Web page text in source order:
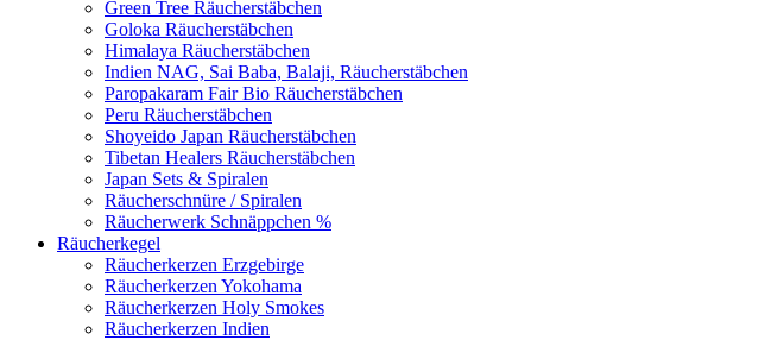
Green Tree Räucherstäbchen
Goloka Räucherstäbchen
Himalaya Räucherstäbchen
Indien NAG, Sai Baba, Balaji, Räucherstäbchen
Paropakaram Fair Bio Räucherstäbchen
Peru Räucherstäbchen
Shoyeido Japan Räucherstäbchen
Tibetan Healers Räucherstäbchen
Japan Sets & Spiralen
Räucherschnüre / Spiralen
Räucherwerk Schnäppchen %
Räucherkegel
Räucherkerzen Erzgebirge
Räucherkerzen Yokohama
Räucherkerzen Holy Smokes
Räucherkerzen Indien